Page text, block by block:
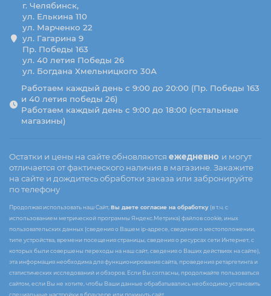
г. Челябинск,
ул. Елькина 110
ул. Марченко 22
ул. Гагарина 9
Пр. Победы 163
ул. 40 летия Победы 26
ул. Богдана Хмельницкого 30А
Работаем каждый день с 9:00 до 20:00 (Пр. Победы 163
и 40 летия победы 26)
Работаем каждый день с 9:00 до 18:00 (остальные
магазины)
Остатки и цены на сайте обновляются ежедневно и могут
отличается от фактического наличия в магазине. Закажите
на сайте и дождитесь обработки заказа или забронируйте
по телефону
Продолжая использовать наш Сайт, Вы даете согласие на обработку (в т.ч. с
использованием метрической программы Яндекс.Метрика) файлов cookie, иных
пользовательских данных (сведения о Вашем ip-адресе, сведения о местоположении,
типе устройства, времени посещения страницы, сведения о ресурсах сети Интернет, с
которых были совершены переходы на наш сайт, сведения о Ваших действиях на сайте),
эта информация необходима для функционирования сайта, проведения ретаргетинга и
статистических исследований и обзоров. Если Вы согласны, продолжайте пользоваться
сайтом, если Вы не хотите, чтобы Ваши данные обрабатывались необходимо установить
специальные настройки в браузере или покинуть сайт.